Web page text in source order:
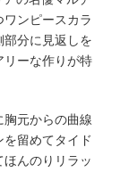
ンピースカラ
分に見返しを
リーな作りが特
胸元からの曲線
留めてタイド
んのりリラッ